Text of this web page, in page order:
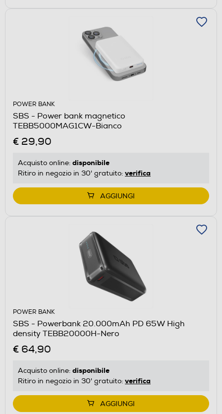
POWER BANK
SBS - Power bank magnetico
TEBB5000MAG1CW-Bianco
€ 29,90
Acquisto online: disponibile
Ritiro in negozio in 30' gratuito: verifica
AGGIUNGI
POWER BANK
SBS - Powerbank 20.000mAh PD 65W High
density TEBB20000H-Nero
€ 64,90
Acquisto online: disponibile
Ritiro in negozio in 30' gratuito: verifica
AGGIUNGI